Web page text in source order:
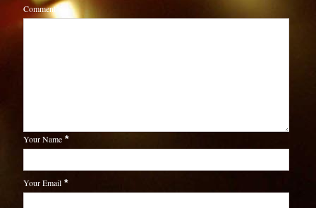
Comment
Your Name *
Your Email *